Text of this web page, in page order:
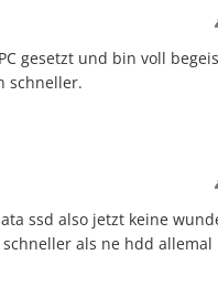
gesetzt und bin voll
schneller.
ssd also jetzt keine
als ne hdd allemal